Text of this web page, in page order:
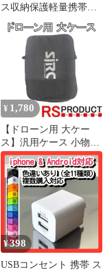
ス収納保護軽量携帯便
利サングラスブラック
眼鏡ハードケース
¥ 1,780
【ドローン用 大ケー
ス】汎用ケース 小物入
れ 収納箇所色々 取っ手
付き
¥398
USBコンセント 携帯 ス